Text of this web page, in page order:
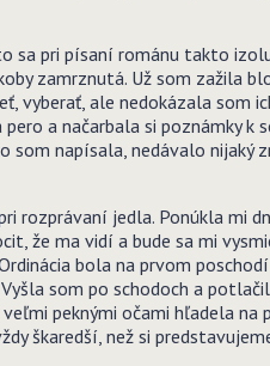
pri písaní románu takto
zamrznutá. Už som zažila
ale nedokázala som
a načarbala si poznámky k
napísala, nedávalo nijaký
jedla. Ponúkla mi
že ma vidí a bude sa mi
bola na prvom
som po schodoch a
peknými očami hľadela
škaredší, než si